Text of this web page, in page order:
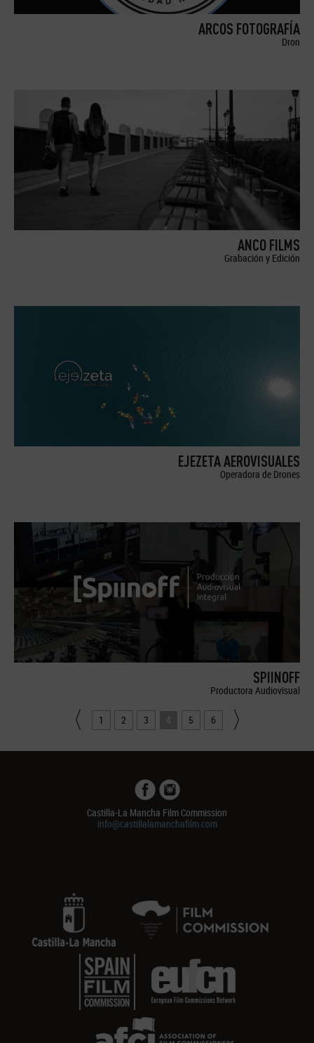
ARCOS FOTOGRAFÍA
Dron
ANCO FILMS
Grabación y Edición
EJEZETA AEROVISUALES
Operadora de Drones
SPIINOFF
Productora Audiovisual
1 2 3 4 5 6
Castilla-La Mancha Film Commission
info@castillalamanchafilm.com